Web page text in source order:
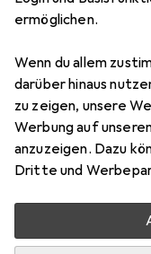
ermöglichen.
Wenn du allem
darüber hinaus
zu zeigen, unsere
Werbung auf
anzuzeigen. Dazu
Dritte und
Bigjigs
Bewertungen
Nur 2 Stück an
Benachrichtigen,